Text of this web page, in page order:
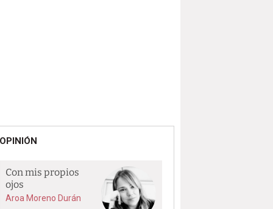
OPINIÓN
Con mis propios
ojos
Aroa Moreno Durán